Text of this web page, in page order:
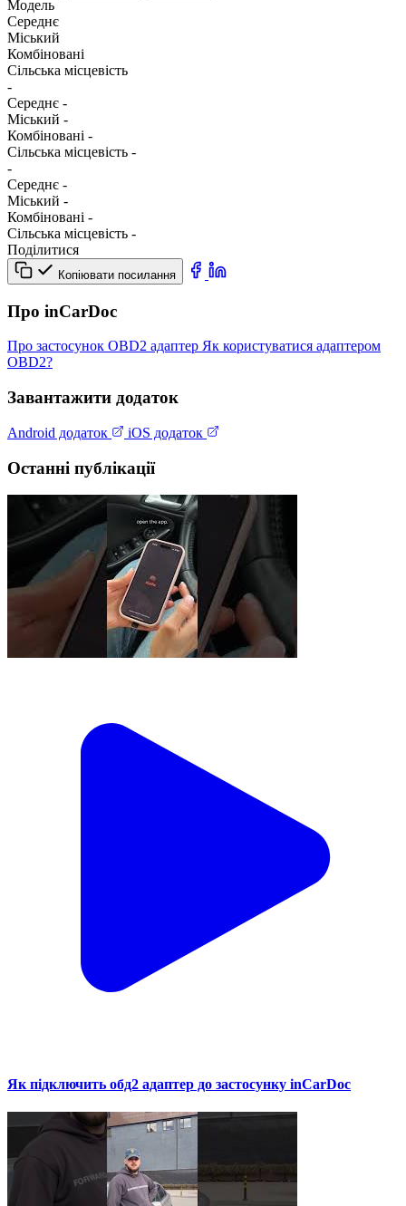
Модель
Середнє
Міський
Комбіновані
Сільська місцевість
-
Середнє -
Міський -
Комбіновані -
Сільська місцевість -
-
Середнє -
Міський -
Комбіновані -
Сільська місцевість -
Поділитися
Копіювати посилання
Про inCarDoc
Про застосунок OBD2 адаптер Як користуватися адаптером
OBD2?
Завантажити додаток
Android додаток iOS додаток
Останні публікації
Як підключить обд2 адаптер до застосунку inCarDoc